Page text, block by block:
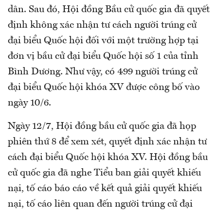
dân. Sau đó, Hội đồng Bầu cử quốc gia đã quyết
định không xác nhận tư cách người trúng cử
đại biểu Quốc hội đối với một trường hợp tại
đơn vị bầu cử đại biểu Quốc hội số 1 của tỉnh
Bình Dương. Như vậy, có 499 người trúng cử
đại biểu Quốc hội khóa XV được công bố vào
ngày 10/6.
Ngày 12/7, Hội đồng bầu cử quốc gia đã họp
phiên thứ 8 để xem xét, quyết định xác nhận tư
cách đại biểu Quốc hội khóa XV. Hội đồng bầu
cử quốc gia đã nghe Tiểu ban giải quyết khiếu
nại, tố cáo báo cáo về kết quả giải quyết khiếu
nại, tố cáo liên quan đến người trúng cử đại